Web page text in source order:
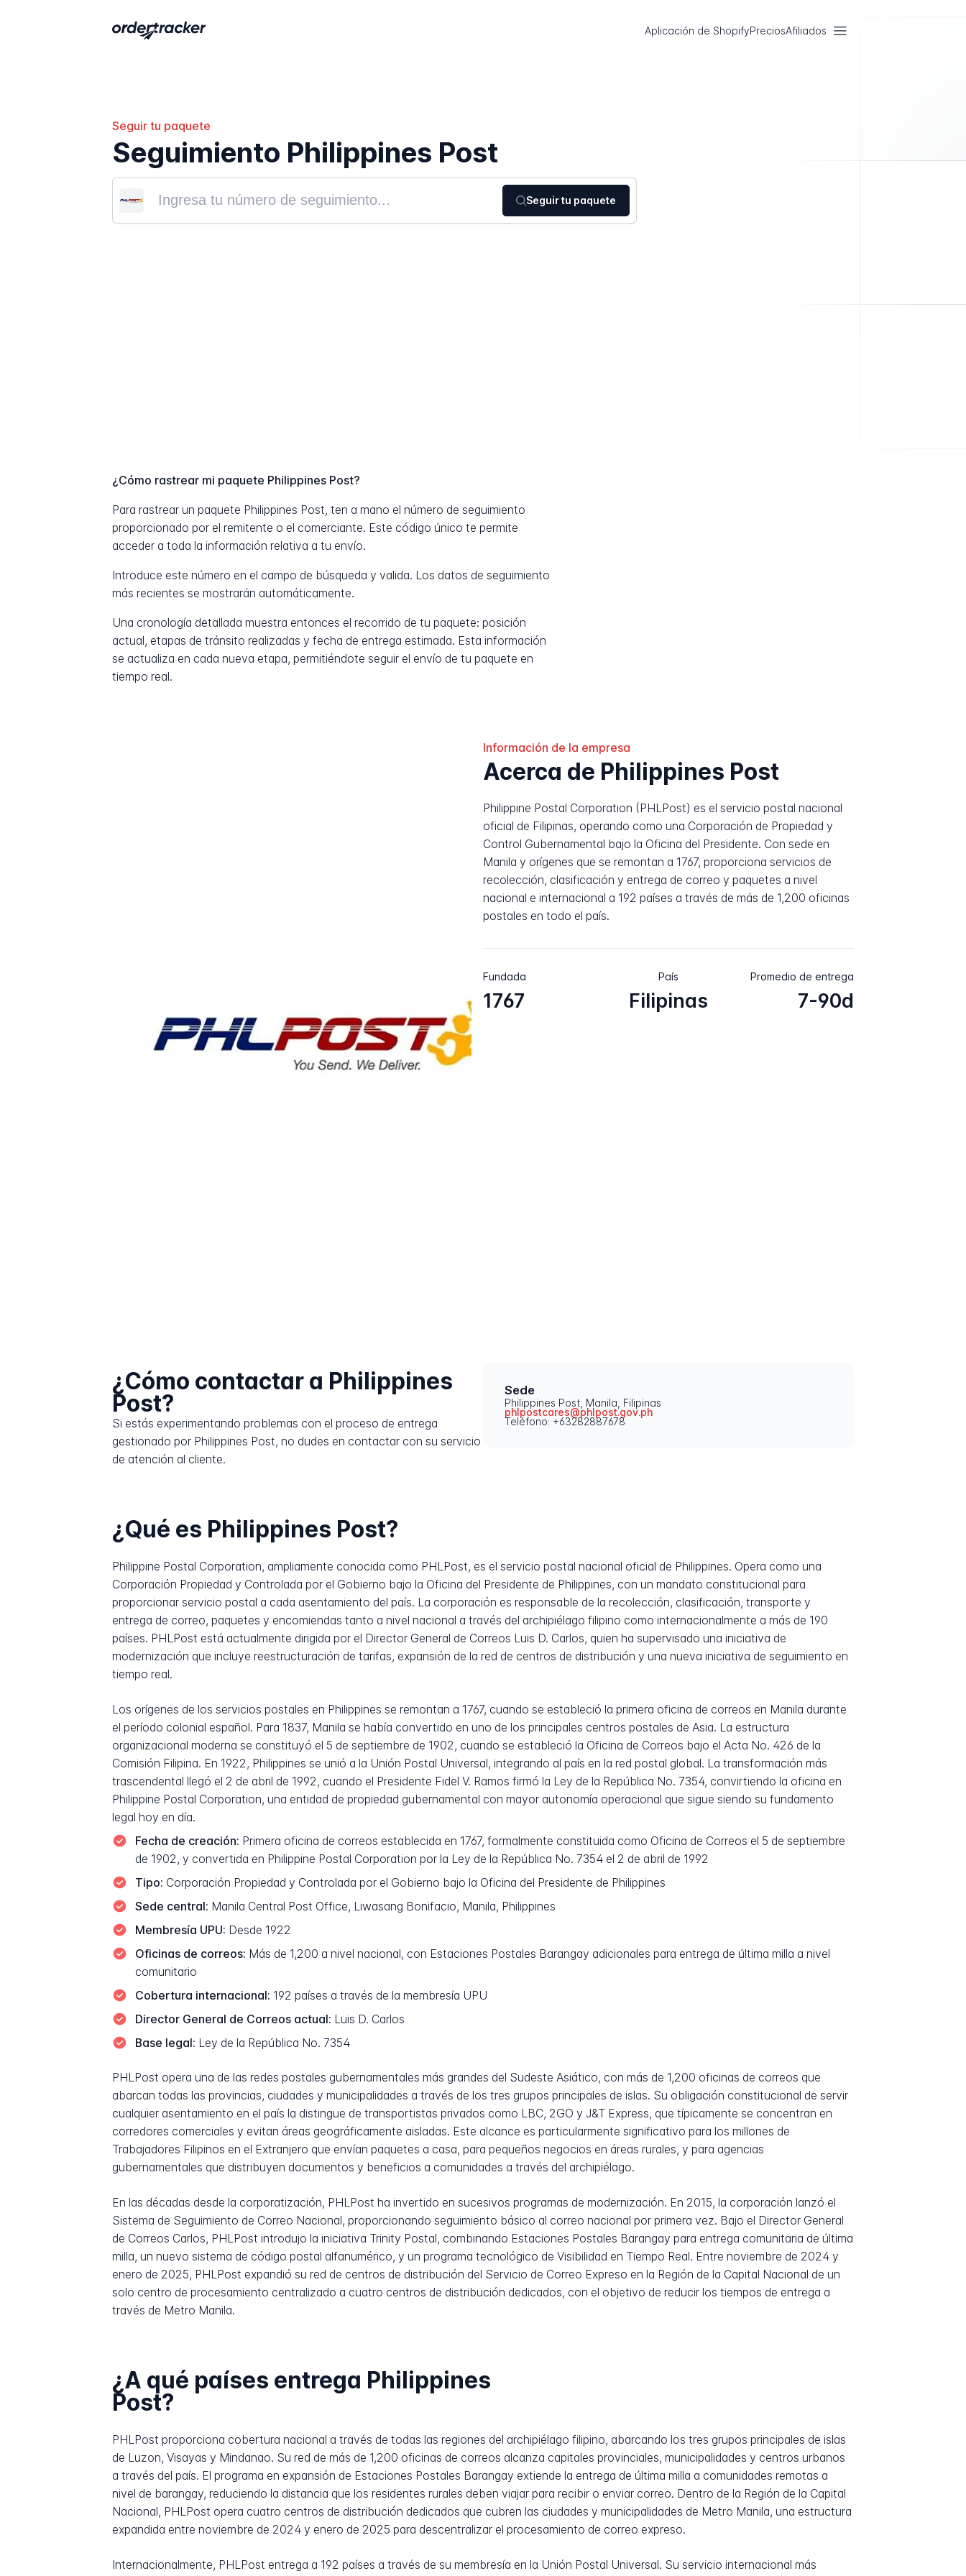
Aplicación de ShopifyPreciosAfiliados
Seguir tu paquete
Seguimiento Philippines Post
Seguir tu paquete
¿Cómo rastrear mi paquete Philippines Post?
Para rastrear un paquete Philippines Post, ten a mano el número de seguimiento
proporcionado por el remitente o el comerciante. Este código único te permite
acceder a toda la información relativa a tu envío.
Introduce este número en el campo de búsqueda y valida. Los datos de seguimiento
más recientes se mostrarán automáticamente.
Una cronología detallada muestra entonces el recorrido de tu paquete: posición
actual, etapas de tránsito realizadas y fecha de entrega estimada. Esta información
se actualiza en cada nueva etapa, permitiéndote seguir el envío de tu paquete en
tiempo real.
Información de la empresa
Acerca de Philippines Post
Philippine Postal Corporation (PHLPost) es el servicio postal nacional
oficial de Filipinas, operando como una Corporación de Propiedad y
Control Gubernamental bajo la Oficina del Presidente. Con sede en
Manila y orígenes que se remontan a 1767, proporciona servicios de
recolección, clasificación y entrega de correo y paquetes a nivel
nacional e internacional a 192 países a través de más de 1,200 oficinas
postales en todo el país.
Fundada
1767
País
Filipinas
Promedio de entrega
7-90d
¿Cómo contactar a Philippines
Post?
Si estás experimentando problemas con el proceso de entrega
gestionado por Philippines Post, no dudes en contactar con su servicio
de atención al cliente.
Sede
Philippines Post, Manila, Filipinas
phlpostcares@phlpost.gov.ph
Teléfono: +63282887678
¿Qué es Philippines Post?
Philippine Postal Corporation, ampliamente conocida como PHLPost, es el servicio postal nacional oficial de Philippines. Opera como una
Corporación Propiedad y Controlada por el Gobierno bajo la Oficina del Presidente de Philippines, con un mandato constitucional para
proporcionar servicio postal a cada asentamiento del país. La corporación es responsable de la recolección, clasificación, transporte y
entrega de correo, paquetes y encomiendas tanto a nivel nacional a través del archipiélago filipino como internacionalmente a más de 190
países. PHLPost está actualmente dirigida por el Director General de Correos Luis D. Carlos, quien ha supervisado una iniciativa de
modernización que incluye reestructuración de tarifas, expansión de la red de centros de distribución y una nueva iniciativa de seguimiento en
tiempo real.
Los orígenes de los servicios postales en Philippines se remontan a 1767, cuando se estableció la primera oficina de correos en Manila durante
el período colonial español. Para 1837, Manila se había convertido en uno de los principales centros postales de Asia. La estructura
organizacional moderna se constituyó el 5 de septiembre de 1902, cuando se estableció la Oficina de Correos bajo el Acta No. 426 de la
Comisión Filipina. En 1922, Philippines se unió a la Unión Postal Universal, integrando al país en la red postal global. La transformación más
trascendental llegó el 2 de abril de 1992, cuando el Presidente Fidel V. Ramos firmó la Ley de la República No. 7354, convirtiendo la oficina en
Philippine Postal Corporation, una entidad de propiedad gubernamental con mayor autonomía operacional que sigue siendo su fundamento
legal hoy en día.
Fecha de creación: Primera oficina de correos establecida en 1767, formalmente constituida como Oficina de Correos el 5 de septiembre
de 1902, y convertida en Philippine Postal Corporation por la Ley de la República No. 7354 el 2 de abril de 1992
Tipo: Corporación Propiedad y Controlada por el Gobierno bajo la Oficina del Presidente de Philippines
Sede central: Manila Central Post Office, Liwasang Bonifacio, Manila, Philippines
Membresía UPU: Desde 1922
Oficinas de correos: Más de 1,200 a nivel nacional, con Estaciones Postales Barangay adicionales para entrega de última milla a nivel
comunitario
Cobertura internacional: 192 países a través de la membresía UPU
Director General de Correos actual: Luis D. Carlos
Base legal: Ley de la República No. 7354
PHLPost opera una de las redes postales gubernamentales más grandes del Sudeste Asiático, con más de 1,200 oficinas de correos que
abarcan todas las provincias, ciudades y municipalidades a través de los tres grupos principales de islas. Su obligación constitucional de servir
cualquier asentamiento en el país la distingue de transportistas privados como LBC, 2GO y J&T Express, que típicamente se concentran en
corredores comerciales y evitan áreas geográficamente aisladas. Este alcance es particularmente significativo para los millones de
Trabajadores Filipinos en el Extranjero que envían paquetes a casa, para pequeños negocios en áreas rurales, y para agencias
gubernamentales que distribuyen documentos y beneficios a comunidades a través del archipiélago.
En las décadas desde la corporatización, PHLPost ha invertido en sucesivos programas de modernización. En 2015, la corporación lanzó el
Sistema de Seguimiento de Correo Nacional, proporcionando seguimiento básico al correo nacional por primera vez. Bajo el Director General
de Correos Carlos, PHLPost introdujo la iniciativa Trinity Postal, combinando Estaciones Postales Barangay para entrega comunitaria de última
milla, un nuevo sistema de código postal alfanumérico, y un programa tecnológico de Visibilidad en Tiempo Real. Entre noviembre de 2024 y
enero de 2025, PHLPost expandió su red de centros de distribución del Servicio de Correo Expreso en la Región de la Capital Nacional de un
solo centro de procesamiento centralizado a cuatro centros de distribución dedicados, con el objetivo de reducir los tiempos de entrega a
través de Metro Manila.
¿A qué países entrega Philippines
Post?
PHLPost proporciona cobertura nacional a través de todas las regiones del archipiélago filipino, abarcando los tres grupos principales de islas
de Luzon, Visayas y Mindanao. Su red de más de 1,200 oficinas de correos alcanza capitales provinciales, municipalidades y centros urbanos
a través del país. El programa en expansión de Estaciones Postales Barangay extiende la entrega de última milla a comunidades remotas a
nivel de barangay, reduciendo la distancia que los residentes rurales deben viajar para recibir o enviar correo. Dentro de la Región de la Capital
Nacional, PHLPost opera cuatro centros de distribución dedicados que cubren las ciudades y municipalidades de Metro Manila, una estructura
expandida entre noviembre de 2024 y enero de 2025 para descentralizar el procesamiento de correo expreso.
Internacionalmente, PHLPost entrega a 192 países a través de su membresía en la Unión Postal Universal. Su servicio internacional más